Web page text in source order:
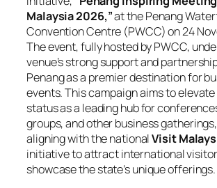
Malaysia 2026,”at the Penang
Convention Centre (PWCC) on 24
The event, fully hosted by PWCC,
venue’s strong support and
Penang as a premier destination for
events. This campaign aims to elevate
status as a leading hub for
groups, and other business
aligning with the nationalVisit
initiative to attract international
showcase the state’s unique offerings.